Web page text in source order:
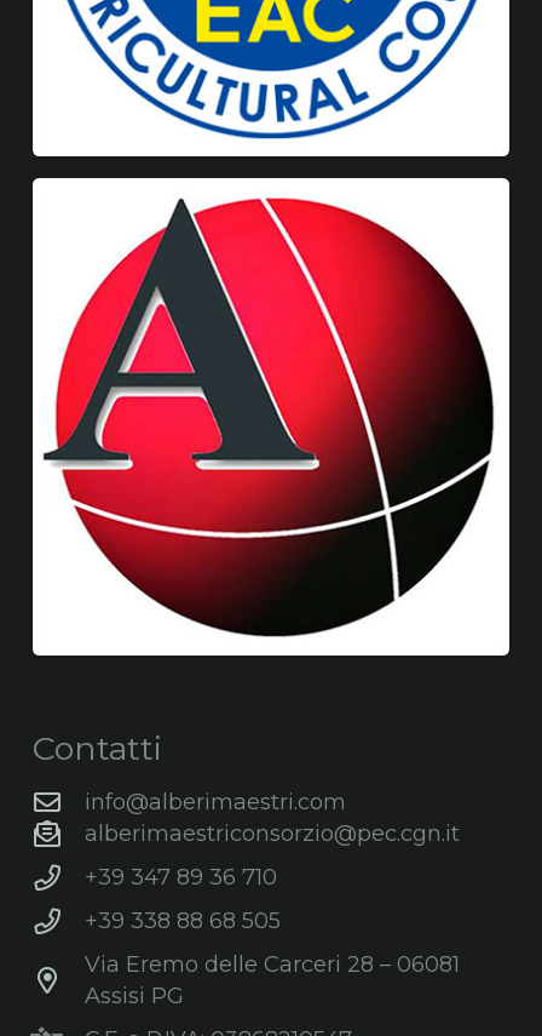
Contatti
info@alberimaestri.com
alberimaestriconsorzio@pec.cgn.it
+39 347 89 36 710
+39 338 88 68 505
Via Eremo delle Carceri 28 – 06081
Assisi PG